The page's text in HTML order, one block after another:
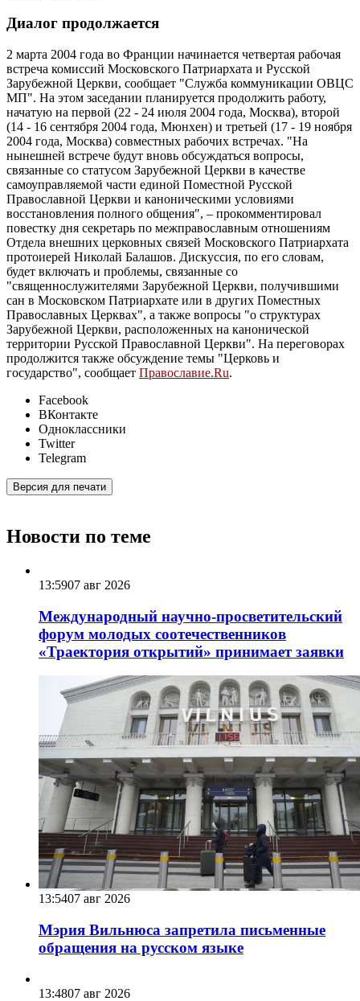
Диалог продолжается
2 марта 2004 года во Франции начинается четвертая рабочая
встреча комиссий Московского Патриархата и Русской
Зарубежной Церкви, сообщает "Служба коммуникации ОВЦС
МП". На этом заседании планируется продолжить работу,
начатую на первой (22 - 24 июля 2004 года, Москва), второй
(14 - 16 сентября 2004 года, Мюнхен) и третьей (17 - 19 ноября
2004 года, Москва) совместных рабочих встречах. "На
нынешней встрече будут вновь обсуждаться вопросы,
связанные со статусом Зарубежной Церкви в качестве
самоуправляемой части единой Поместной Русской
Православной Церкви и каноническими условиями
восстановления полного общения", – прокомментировал
повестку дня секретарь по межправославным отношениям
Отдела внешних церковных связей Московского Патриархата
протоиерей Николай Балашов. Дискуссия, по его словам,
будет включать и проблемы, связанные со
"священнослужителями Зарубежной Церкви, получившими
сан в Московском Патриархате или в других Поместных
Православных Церквах", а также вопросы "о структурах
Зарубежной Церкви, расположенных на канонической
территории Русской Православной Церкви". На переговорах
продолжится также обсуждение темы "Церковь и
государство", сообщает Православие.Ru.
Facebook
ВКонтакте
Одноклассники
Twitter
Telegram
Версия для печати
Новости по теме
13:5907 авг 2026
Международный научно-просветительский
форум молодых соотечественников
«Траектория открытий» принимает заявки
13:5407 авг 2026
Мэрия Вильнюса запретила письменные
обращения на русском языке
13:4807 авг 2026